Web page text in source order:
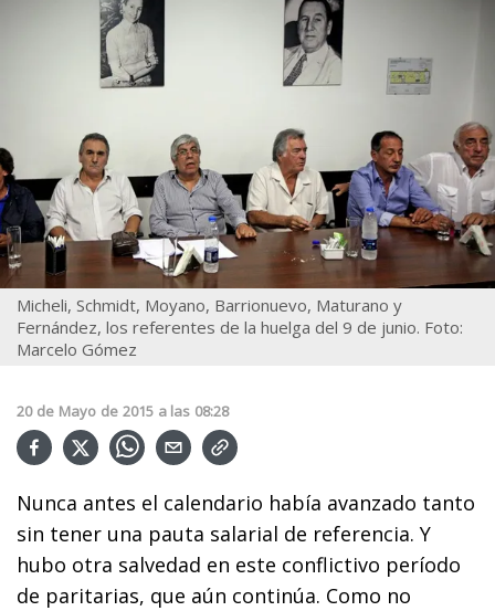
Micheli, Schmidt, Moyano, Barrionuevo, Maturano y
Fernández, los referentes de la huelga del 9 de junio. Foto:
Marcelo Gómez
20 de Mayo de 2015 a las 08:28
Nunca antes el calendario había avanzado tanto
sin tener una pauta salarial de referencia. Y
hubo otra salvedad en este conflictivo período
de paritarias, que aún continúa. Como no